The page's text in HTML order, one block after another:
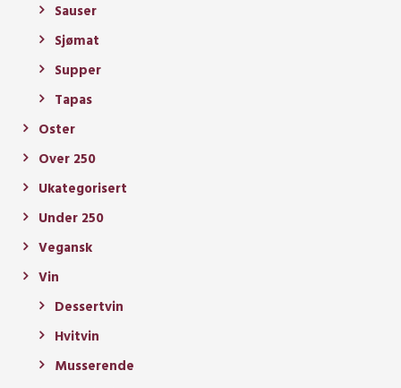
Sauser
Sjømat
Supper
Tapas
Oster
Over 250
Ukategorisert
Under 250
Vegansk
Vin
Dessertvin
Hvitvin
Musserende